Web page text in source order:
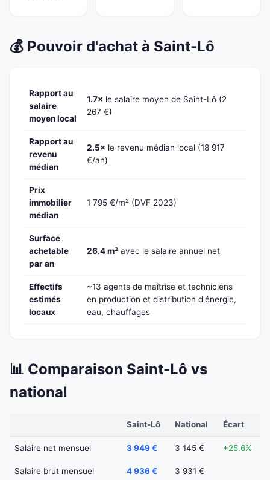
💰 Pouvoir d'achat à Saint-Lô
Rapport au
salaire
moyen local
1.7× le salaire moyen de Saint-Lô (2
267 €)
Rapport au
revenu
médian
2.5× le revenu médian local (18 917
€/an)
Prix
immobilier
médian
1 795 €/m² (DVF 2023)
Surface
achetable
par an
26.4 m² avec le salaire annuel net
Effectifs
estimés
locaux
~13 agents de maîtrise et techniciens
en production et distribution d'énergie,
eau, chauffages
📊 Comparaison Saint-Lô vs
national
Saint-Lô National Écart
Salaire net mensuel 3 949 € 3 145 € +25.6%
Salaire brut mensuel 4 936 € 3 931 €